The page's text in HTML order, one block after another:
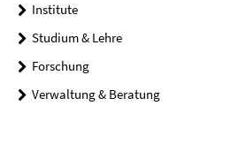
Institute
Studium & Lehre
Forschung
Verwaltung & Beratung